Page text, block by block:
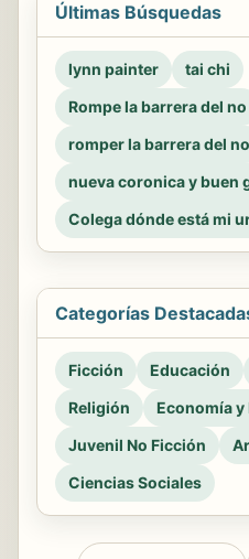
Últimas Búsquedas
lynn painter
tai chi
Rompe la barrera del no
romper la barrera del no
nueva coronica y buen
Colega dónde está mi
Categorías
Ficción Educación
Religión
Economía
Juvenil No Ficción
Ciencias Sociales